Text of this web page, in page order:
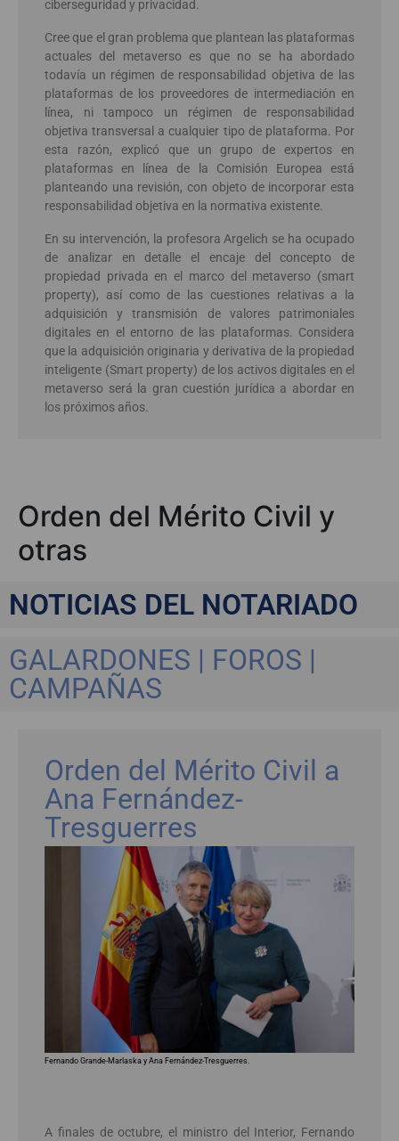
ciberseguridad y privacidad.
Cree que el gran problema que plantean las plataformas
actuales del metaverso es que no se ha abordado
todavía un régimen de responsabilidad objetiva de las
plataformas de los proveedores de intermediación en
línea, ni tampoco un régimen de responsabilidad
objetiva transversal a cualquier tipo de plataforma. Por
esta razón, explicó que un grupo de expertos en
plataformas en línea de la Comisión Europea está
planteando una revisión, con objeto de incorporar esta
responsabilidad objetiva en la normativa existente.
En su intervención, la profesora Argelich se ha ocupado
de analizar en detalle el encaje del concepto de
propiedad privada en el marco del metaverso (smart
property), así como de las cuestiones relativas a la
adquisición y transmisión de valores patrimoniales
digitales en el entorno de las plataformas. Considera
que la adquisición originaria y derivativa de la propiedad
inteligente (Smart property) de los activos digitales en el
metaverso será la gran cuestión jurídica a abordar en
los próximos años.
Orden del Mérito Civil y
otras
NOTICIAS DEL NOTARIADO
GALARDONES | FOROS |
CAMPAÑAS
Orden del Mérito Civil a
Ana Fernández-
Tresguerres
Fernando Grande-Marlaska y Ana Fernández-Tresguerres.
A finales de octubre, el ministro del Interior, Fernando